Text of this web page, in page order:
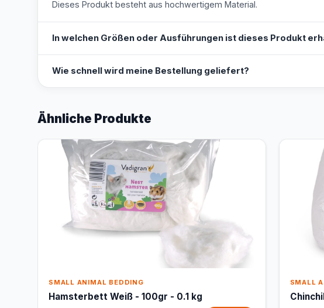
Dieses Produkt besteht aus hochwertigem Material.
In welchen Größen oder Ausführungen ist dieses Produkt
Wie schnell wird meine Bestellung geliefert?
Ähnliche Produkte
SMALL ANIMAL BEDDING
Hamsterbett Weiß - 100gr - 0.1 kg
SMALL